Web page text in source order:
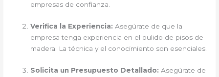
empresas de confianza.
Verifica la Experiencia: Asegúrate de que la
empresa tenga experiencia en el pulido de pisos de
madera. La técnica y el conocimiento son esenciales.
Solicita un Presupuesto Detallado: Asegúrate de